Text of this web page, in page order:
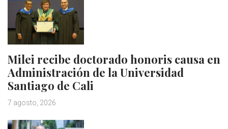
Milei recibe doctorado honoris causa en
Administración de la Universidad
Santiago de Cali
7 agosto, 2026